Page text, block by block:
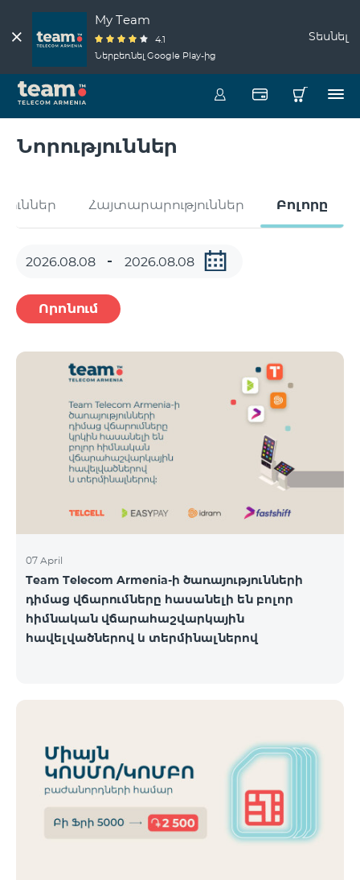
My Team
4.1
Ներբեռնել Google Play-ից
Տեսնել
Նորություններ
Հայտարարություններ Բոլորը
Որոնում
07 April
Team Telecom Armenia-ի ծառայությունների
դիմաց վճարումները հասանելի են բոլոր
հիմնական վճարահաշվարկային
հավելվածներով և տերմինալներով